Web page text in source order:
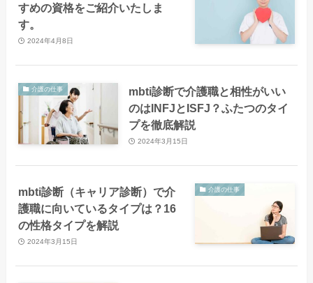
すめの資格をご紹介いたしま
す。
2024年4月8日
介護の仕事
mbti診断で介護職と相性がいい
のはINFJとISFJ？ふたつのタイ
プを徹底解説
2024年3月15日
介護の仕事
mbti診断（キャリア診断）で介
護職に向いているタイプは？16
の性格タイプを解説
2024年3月15日